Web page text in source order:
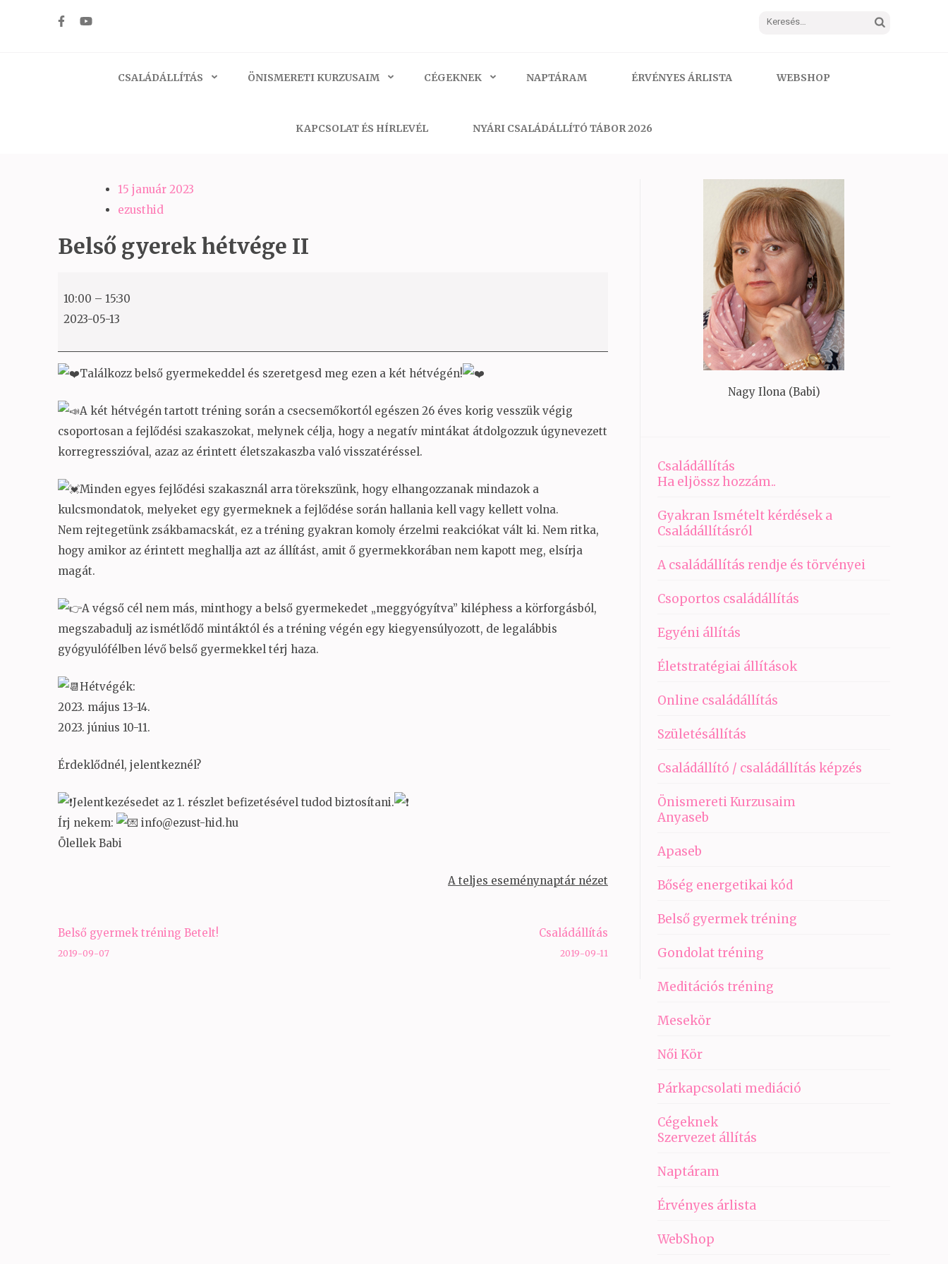
Keresés:
CSALÁDÁLLÍTÁS ÖNISMERETI KURZUSAIM CÉGEKNEK NAPTÁRAM ÉRVÉNYES ÁRLISTA WEBSHOP
KAPCSOLAT ÉS HÍRLEVÉL NYÁRI CSALÁDÁLLÍTÓ TÁBOR 2026
15 január 2023
ezusthid
Belső gyerek hétvége II
gyerek
hétvége
10:00 – 15:30
2023-05-13
Találkozz belső gyermekeddel és szeretgesd meg ezen a két hétvégén!
A két hétvégén tartott tréning során a csecsemőkortól egészen 26 éves korig vesszük végig
csoportosan a fejlődési szakaszokat, melynek célja, hogy a negatív mintákat átdolgozzuk úgynevezett
korregresszióval, azaz az érintett életszakaszba való visszatéréssel.
Minden egyes fejlődési szakasznál arra törekszünk, hogy elhangozzanak mindazok a
kulcsmondatok, melyeket egy gyermeknek a fejlődése során hallania kell vagy kellett volna.
Nem rejtegetünk zsákbamacskát, ez a tréning gyakran komoly érzelmi reakciókat vált ki. Nem ritka,
hogy amikor az érintett meghallja azt az állítást, amit ő gyermekkorában nem kapott meg, elsírja
magát.
A végső cél nem más, minthogy a belső gyermekedet „meggyógyítva” kiléphess a körforgásból,
megszabadulj az ismétlődő mintáktól és a tréning végén egy kiegyensúlyozott, de legalábbis
gyógyulófélben lévő belső gyermekkel térj haza.
Hétvégék:
2023. május 13-14.
2023. június 10-11.
Érdeklődnél, jelentkeznél?
Jelentkezésedet az 1. részlet befizetésével tudod biztosítani.
Írj nekem:
info@ezust-hid.hu
Ölellek Babi
A teljes eseménynaptár nézet
Bejegyzés
navigáció
Belső gyermek tréning Betelt!
2019-09-07
Családállítás
2019-09-11
Nagy Ilona (Babi)
Családállítás
Ha eljössz hozzám..
Gyakran Ismételt kérdések a
Családállításról
A családállítás rendje és törvényei
Csoportos családállítás
Egyéni állítás
Életstratégiai állítások
Online családállítás
Születésállítás
Családállító / családállítás képzés
Önismereti Kurzusaim
Anyaseb
Apaseb
Bőség energetikai kód
Belső gyermek tréning
Gondolat tréning
Meditációs tréning
Mesekör
Női Kör
Párkapcsolati mediáció
Cégeknek
Szervezet állítás
Naptáram
Érvényes árlista
WebShop